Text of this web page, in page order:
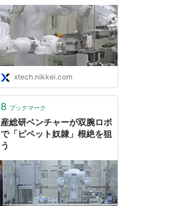
xtech.nikkei.com
8 ブックマーク
産総研ベンチャーが双腕ロボ
で「ピペット奴隷」根絶を狙
う